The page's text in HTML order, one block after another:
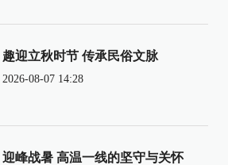
趣迎立秋时节 传承民俗文脉
2026-08-07 14:28
迎峰战暑 高温一线的坚守与关怀